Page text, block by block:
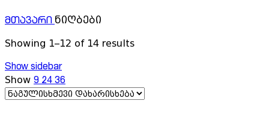
მთავარი ნიღბები
Showing 1–12 of 14 results
Show sidebar
Show 9 24 36